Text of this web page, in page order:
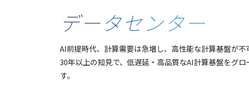
データセンター
AI前提時代、 計算需要は急増し、 高性能な計算基盤が不
30年以上の知見で、 低遅延 ・ 高品質なAI計算基盤をグロ
す。